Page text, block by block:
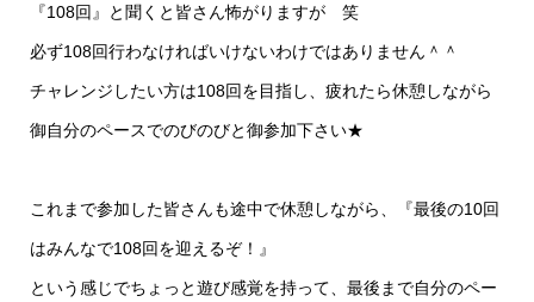
『108回』と聞くと皆さん怖がりますが 笑
必ず108回行わなければいけないわけではありません＾＾
チャレンジしたい方は108回を目指し、疲れたら休憩しながら
御自分のペースでのびのびと御参加下さい★
これまで参加した皆さんも途中で休憩しながら、『最後の10回
はみんなで108回を迎えるぞ！』
という感じでちょっと遊び感覚を持って、最後まで自分のペー